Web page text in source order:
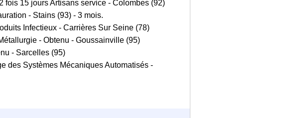
fois 15 jours Artisans service - Colombes (92)
- Stains (93) - 3 mois.
Infectieux - Carrières Sur Seine (78)
- Obtenu - Goussainville (95)
- Sarcelles (95)
des Systèmes Mécaniques Automatisés -